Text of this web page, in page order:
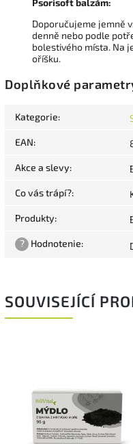
Doporučujeme jemně
denně nebo podle
bolestivého místa. Na
oříšku.
Doplňkové
Kategorie:
EAN:
Akce a slevy:
Co vás trápí?:
Produkty:
? Hodnotenie:
SOUVISEJÍCÍ